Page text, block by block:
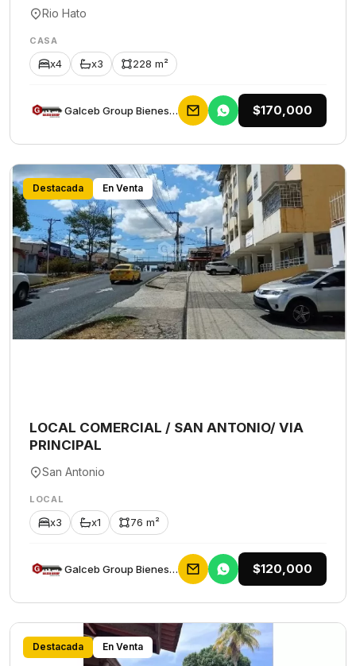
Rio Hato
CASA
x4 x3 228 m²
Galceb Group Bienes Raices $170,000
Destacada En Venta
LOCAL COMERCIAL / SAN ANTONIO/ VIA
PRINCIPAL
San Antonio
LOCAL
x3 x1 76 m²
Galceb Group Bienes Raices $120,000
Destacada En Venta